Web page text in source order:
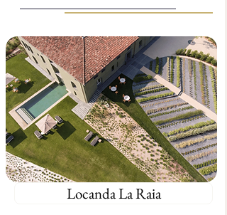
Locanda La Raia